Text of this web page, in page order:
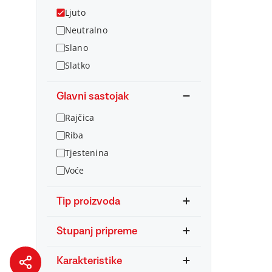
Ljuto
Neutralno
Slano
Slatko
Glavni sastojak
Rajčica
Riba
Tjestenina
Voće
Tip proizvoda
Stupanj pripreme
Karakteristike